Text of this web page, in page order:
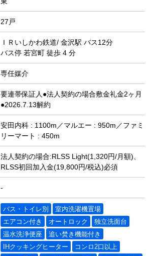
27戸
ＩＲいしかわ鉄道/ 金沢駅 バス12分
バス停 若宮町 徒歩 4 分
専任媒介
要連帯保証人●法人契約の場合敷金礼金2ヶ月
●2026.7.13解約
安田内科 : 1100m／マルエー : 950m／ファミ
リーマート : 450m
法人契約の場合:RLSS Light(1,320円/月額)、
RLSS初回加入金(19,800円/税込)必須
-
バス・トイレ別
室内洗濯機置場
エアコン付き
オートロック
独立洗面台
温水洗浄便座
追い焚き機能付き
IHクッキングヒーター
コンロ2口以上